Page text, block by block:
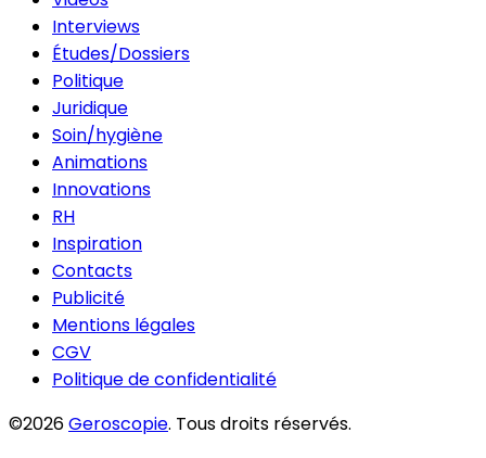
Interviews
Études/Dossiers
Politique
Juridique
Soin/hygiène
Animations
Innovations
RH
Inspiration
Contacts
Publicité
Mentions légales
CGV
Politique de confidentialité
©2026Geroscopie. Tous droits réservés.